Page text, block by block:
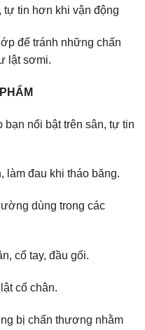
tự tin hơn khi vận động
để tránh những chấn
lật sơmi.
nổi bật trên sân, tự tin
đau khi tháo băng.
dùng trong các
cổ tay, đầu gối.
cổ chân.
bị chấn thương nhằm